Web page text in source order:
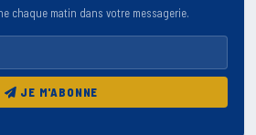
chaque matin dans votre messagerie.
JE M'ABONNE